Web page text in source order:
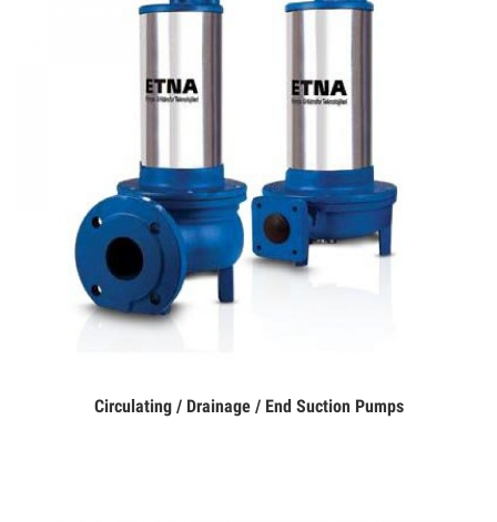
Дэлгэрэнгүй
Circulating / Drainage / End Suction Pumps